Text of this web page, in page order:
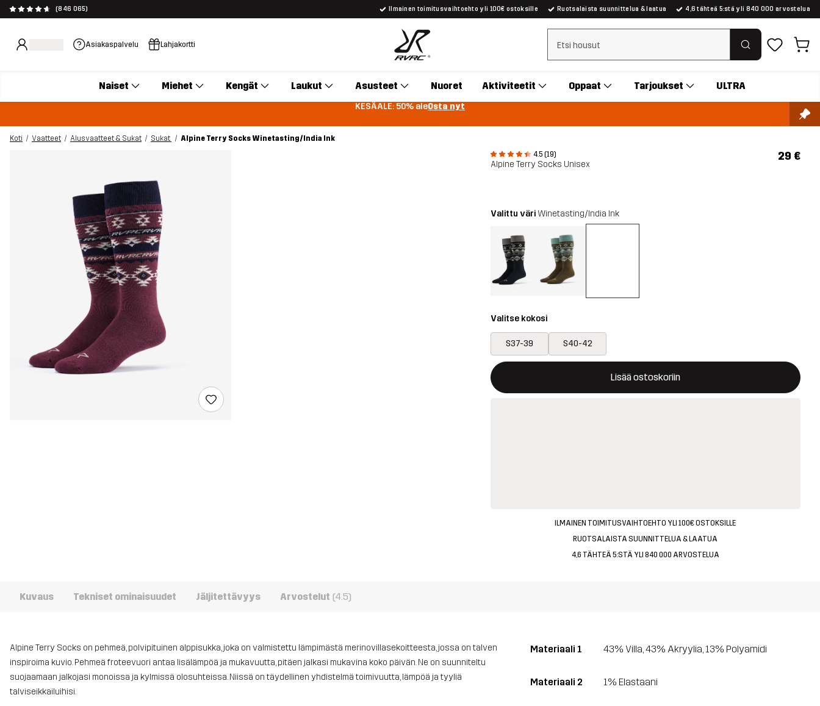
(846 065) Ilmainen toimitusvaihtoehto yli 100€ ostoksille Ruotsalaista suunnittelua & laatua 4,6 tähteä 5:stä yli 840 000 arvostelua
Asiakaspalvelu Lahjakortti Tyhjennä haku
Naiset Miehet Kengät Laukut Asusteet Nuoret Aktiviteetit Oppaat Tarjoukset ULTRA
KESÄALE: 50% aleOsta nyt
Koti Vaatteet Alusvaatteet & Sukat Sukat
Alpine Terry Socks Winetasting/India Ink
4.5 (19)
Alpine Terry Socks Unisex
29 €
Valittu väri Winetasting/India Ink
Valitse kokosi
S37-39 S40-42
Lisää ostoskoriin
Tämä painike avaa ikkunan, joka vahvistaa uuden tuotteen ostoskorissa
{{size}} ei saatavilla
ILMAINEN TOIMITUSVAIHTOEHTO YLI 100€ OSTOKSILLE
RUOTSALAISTA SUUNNITTELUA & LAATUA
4,6 TÄHTEÄ 5:STÄ YLI 840 000 ARVOSTELUA
Kuvaus Tekniset ominaisuudet Jäljitettävyys Arvostelut (4.5)
Alpine Terry Socks on pehmeä, polvipituinen alppisukka, joka on valmistettu lämpimästä merinovillasekoitteesta, jossa on talven
inspiroima kuvio. Pehmeä froteevuori antaa lisälämpöä ja mukavuutta, pitäen jalkasi mukavina koko päivän. Ne on suunniteltu
suojaamaan jalkojasi monoissa ja kylmissä olosuhteissa. Niissä on täydellinen yhdistelmä toimivuutta, lämpöä ja tyyliä
talviseikkailuihisi.
Materiaali 1 43% Villa, 43% Akryylia, 13% Polyamidi
Materiaali 2 1% Elastaani